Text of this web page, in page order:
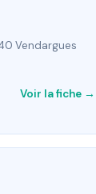
Vendargues
Voir la fiche →